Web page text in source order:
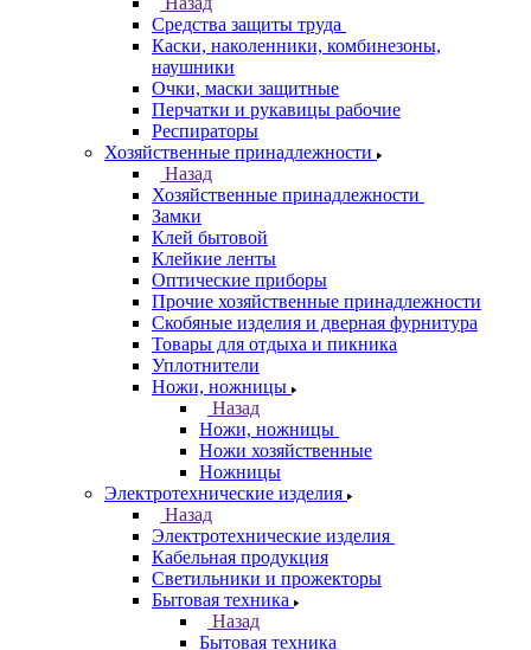
Средства защиты труда
Каски, наколенники, комбинезоны,
наушники
Очки, маски защитные
Перчатки и рукавицы рабочие
Респираторы
Хозяйственные принадлежности
Назад
Хозяйственные принадлежности
Замки
Клей бытовой
Клейкие ленты
Оптические приборы
Прочие хозяйственные принадлежности
Скобяные изделия и дверная фурнитура
Товары для отдыха и пикника
Уплотнители
Ножи, ножницы
Назад
Ножи, ножницы
Ножи хозяйственные
Ножницы
Электротехнические изделия
Назад
Электротехнические изделия
Кабельная продукция
Светильники и прожекторы
Бытовая техника
Назад
Бытовая техника